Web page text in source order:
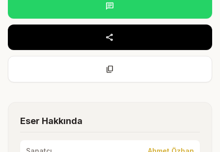
chat
share
content_copy
Eser Hakkında